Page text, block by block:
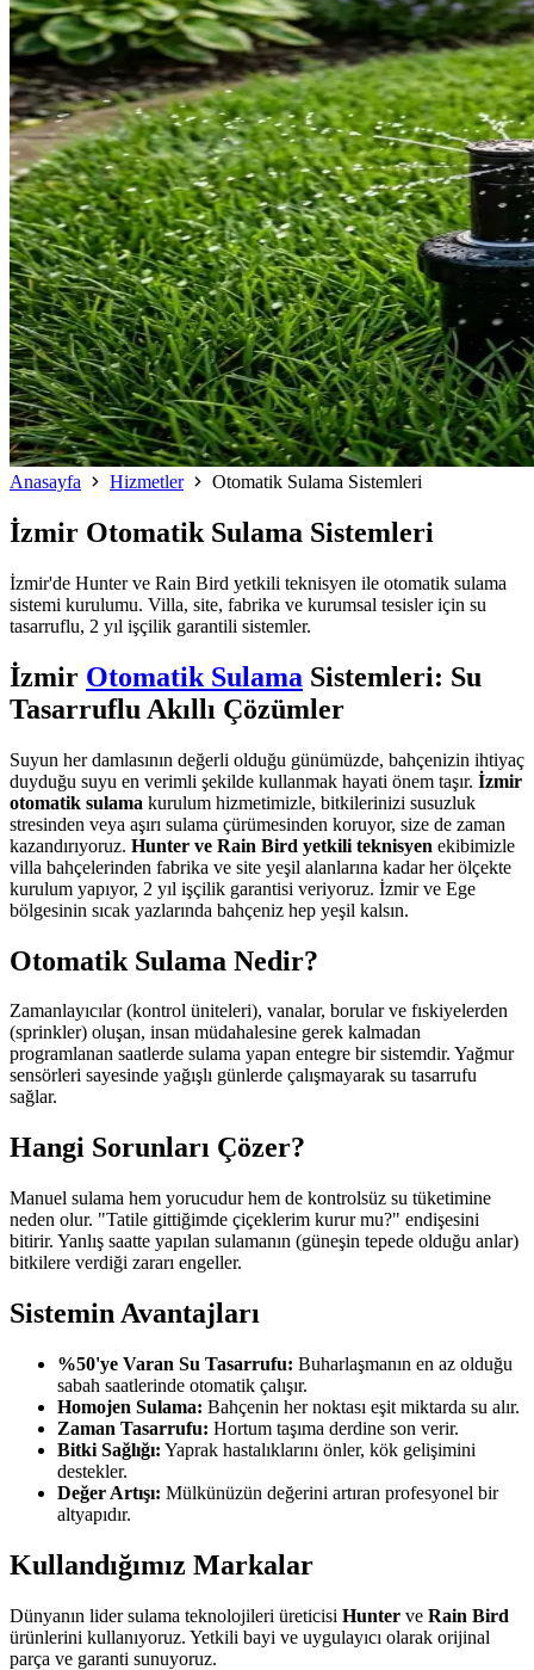
Anasayfa Hizmetler Otomatik Sulama Sistemleri
İzmir Otomatik Sulama Sistemleri
İzmir'de Hunter ve Rain Bird yetkili teknisyen ile otomatik sulama
sistemi kurulumu. Villa, site, fabrika ve kurumsal tesisler için su
tasarruflu, 2 yıl işçilik garantili sistemler.
İzmir Otomatik Sulama Sistemleri: Su
Tasarruflu Akıllı Çözümler
Suyun her damlasının değerli olduğu günümüzde, bahçenizin ihtiyaç
duyduğu suyu en verimli şekilde kullanmak hayati önem taşır. İzmir
otomatik sulama kurulum hizmetimizle, bitkilerinizi susuzluk
stresinden veya aşırı sulama çürümesinden koruyor, size de zaman
kazandırıyoruz. Hunter ve Rain Bird yetkili teknisyen ekibimizle
villa bahçelerinden fabrika ve site yeşil alanlarına kadar her ölçekte
kurulum yapıyor, 2 yıl işçilik garantisi veriyoruz. İzmir ve Ege
bölgesinin sıcak yazlarında bahçeniz hep yeşil kalsın.
Otomatik Sulama Nedir?
Zamanlayıcılar (kontrol üniteleri), vanalar, borular ve fıskiyelerden
(sprinkler) oluşan, insan müdahalesine gerek kalmadan
programlanan saatlerde sulama yapan entegre bir sistemdir. Yağmur
sensörleri sayesinde yağışlı günlerde çalışmayarak su tasarrufu
sağlar.
Hangi Sorunları Çözer?
Manuel sulama hem yorucudur hem de kontrolsüz su tüketimine
neden olur. "Tatile gittiğimde çiçeklerim kurur mu?" endişesini
bitirir. Yanlış saatte yapılan sulamanın (güneşin tepede olduğu anlar)
bitkilere verdiği zararı engeller.
Sistemin Avantajları
%50'ye Varan Su Tasarrufu: Buharlaşmanın en az olduğu
sabah saatlerinde otomatik çalışır.
Homojen Sulama: Bahçenin her noktası eşit miktarda su alır.
Zaman Tasarrufu: Hortum taşıma derdine son verir.
Bitki Sağlığı: Yaprak hastalıklarını önler, kök gelişimini
destekler.
Değer Artışı: Mülkünüzün değerini artıran profesyonel bir
altyapıdır.
Kullandığımız Markalar
Dünyanın lider sulama teknolojileri üreticisi Hunter ve Rain Bird
ürünlerini kullanıyoruz. Yetkili bayi ve uygulayıcı olarak orijinal
parça ve garanti sunuyoruz.